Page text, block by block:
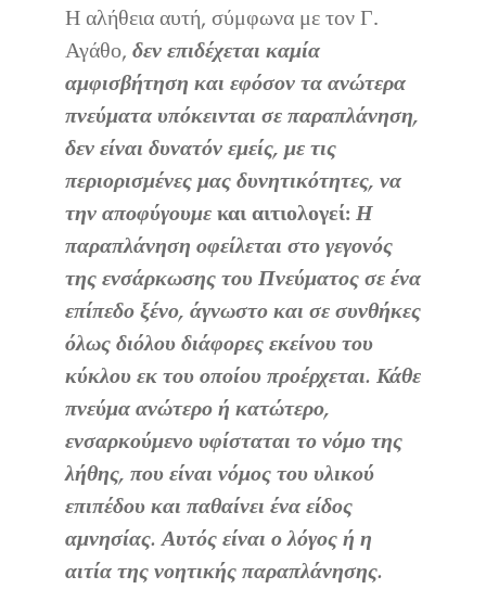
Η αλήθεια αυτή, σύμφωνα με τον Γ.
Αγάθο, δεν επιδέχεται καμία
αμφισβήτηση και εφόσον τα ανώτερα
πνεύματα υπόκεινται σε παραπλάνηση,
δεν είναι δυνατόν εμείς, με τις
περιορισμένες μας δυνητικότητες, να
την αποφύγουμεκαι αιτιολογεί: Η
παραπλάνηση οφείλεται στο γεγονός
της ενσάρκωσης του Πνεύματος σε ένα
επίπεδο ξένο, άγνωστο και σε συνθήκες
όλως διόλου διάφορες εκείνου του
κύκλου εκ του οποίου προέρχεται. Κάθε
πνεύμα ανώτερο ή κατώτερο,
ενσαρκούμενο υφίσταται το νόμο της
λήθης, που είναι νόμος του υλικού
επιπέδου και παθαίνει ένα είδος
αμνησίας. Αυτός είναι ο λόγος ή η
αιτία της νοητικής παραπλάνησης.